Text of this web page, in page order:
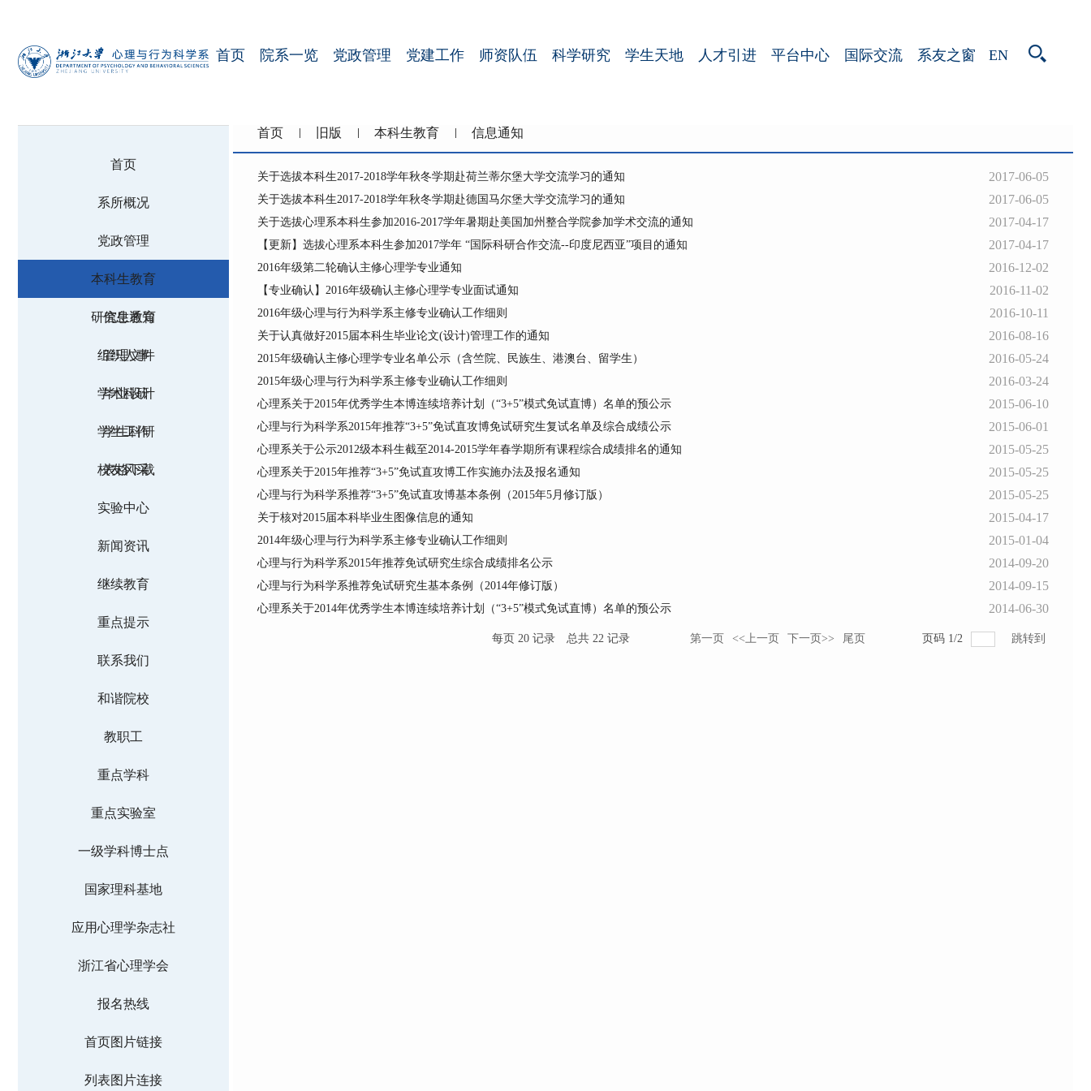
首页 院系一览 党政管理 党建工作 师资队伍 科学研究 学生天地 人才引进 平台中心 国际交流 系友之窗 EN
首页
系所概况
党政管理
本科生教育
信息通知
管理文件
毕业设计
学生科研
表格下载
研究生教育
组织人事
学术科研
学生工作
校友风采
实验中心
新闻资讯
继续教育
重点提示
联系我们
和谐院校
教职工
重点学科
重点实验室
一级学科博士点
国家理科基地
应用心理学杂志社
浙江省心理学会
报名热线
首页图片链接
列表图片连接
首页 旧版 本科生教育 信息通知
关于选拔本科生2017-2018学年秋冬学期赴荷兰蒂尔堡大学交流学习的通知 2017-06-05
关于选拔本科生2017-2018学年秋冬学期赴德国马尔堡大学交流学习的通知 2017-06-05
关于选拔心理系本科生参加2016-2017学年暑期赴美国加州整合学院参加学术交流的通知 2017-04-17
【更新】选拔心理系本科生参加2017学年 “国际科研合作交流--印度尼西亚”项目的通知 2017-04-17
2016年级第二轮确认主修心理学专业通知 2016-12-02
【专业确认】2016年级确认主修心理学专业面试通知 2016-11-02
2016年级心理与行为科学系主修专业确认工作细则 2016-10-11
关于认真做好2015届本科生毕业论文(设计)管理工作的通知 2016-08-16
2015年级确认主修心理学专业名单公示（含竺院、民族生、港澳台、留学生） 2016-05-24
2015年级心理与行为科学系主修专业确认工作细则 2016-03-24
心理系关于2015年优秀学生本博连续培养计划（“3+5”模式免试直博）名单的预公示 2015-06-10
心理与行为科学系2015年推荐“3+5”免试直攻博免试研究生复试名单及综合成绩公示 2015-06-01
心理系关于公示2012级本科生截至2014-2015学年春学期所有课程综合成绩排名的通知 2015-05-25
心理系关于2015年推荐“3+5”免试直攻博工作实施办法及报名通知 2015-05-25
心理与行为科学系推荐“3+5”免试直攻博基本条例（2015年5月修订版） 2015-05-25
关于核对2015届本科毕业生图像信息的通知 2015-04-17
2014年级心理与行为科学系主修专业确认工作细则 2015-01-04
心理与行为科学系2015年推荐免试研究生综合成绩排名公示 2014-09-20
心理与行为科学系推荐免试研究生基本条例（2014年修订版） 2014-09-15
心理系关于2014年优秀学生本博连续培养计划（“3+5”模式免试直博）名单的预公示 2014-06-30
每页 20 记录 总共 22 记录 第一页 <<上一页 下一页>> 尾页 页码 1/2 跳转到